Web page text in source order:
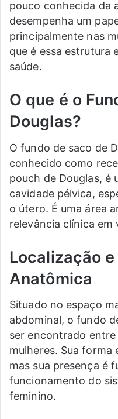
pouco conhecida da
desempenha um
principalmente nas
que é essa estrutura
saúde.
O que é o
Douglas?
O fundo de saco de
conhecido como
pouch de Douglas, é
cavidade pélvica,
o útero. É uma área
relevância clínica em
Localização
Anatômica
Situado no espaço
abdominal, o fundo
ser encontrado
mulheres. Sua forma
mas sua presença é
funcionamento do
feminino.